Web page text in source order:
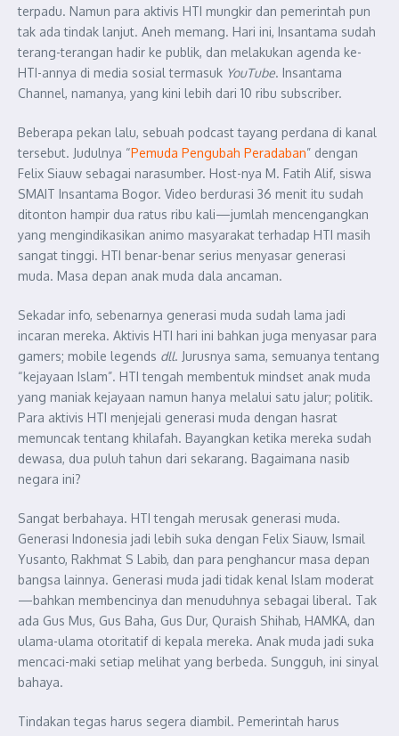
terpadu. Namun para aktivis HTI mungkir dan pemerintah pun
tak ada tindak lanjut. Aneh memang. Hari ini, Insantama sudah
terang-terangan hadir ke publik, dan melakukan agenda ke-
HTI-annya di media sosial termasuk YouTube. Insantama
Channel, namanya, yang kini lebih dari 10 ribu subscriber.
Beberapa pekan lalu, sebuah podcast tayang perdana di kanal
tersebut. Judulnya “Pemuda Pengubah Peradaban” dengan
Felix Siauw sebagai narasumber. Host-nya M. Fatih Alif, siswa
SMAIT Insantama Bogor. Video berdurasi 36 menit itu sudah
ditonton hampir dua ratus ribu kali—jumlah mencengangkan
yang mengindikasikan animo masyarakat terhadap HTI masih
sangat tinggi. HTI benar-benar serius menyasar generasi
muda. Masa depan anak muda dala ancaman.
Sekadar info, sebenarnya generasi muda sudah lama jadi
incaran mereka. Aktivis HTI hari ini bahkan juga menyasar para
gamers; mobile legends dll. Jurusnya sama, semuanya tentang
“kejayaan Islam”. HTI tengah membentuk mindset anak muda
yang maniak kejayaan namun hanya melalui satu jalur; politik.
Para aktivis HTI menjejali generasi muda dengan hasrat
memuncak tentang khilafah. Bayangkan ketika mereka sudah
dewasa, dua puluh tahun dari sekarang. Bagaimana nasib
negara ini?
Sangat berbahaya. HTI tengah merusak generasi muda.
Generasi Indonesia jadi lebih suka dengan Felix Siauw, Ismail
Yusanto, Rakhmat S Labib, dan para penghancur masa depan
bangsa lainnya. Generasi muda jadi tidak kenal Islam moderat
—bahkan membencinya dan menuduhnya sebagai liberal. Tak
ada Gus Mus, Gus Baha, Gus Dur, Quraish Shihab, HAMKA, dan
ulama-ulama otoritatif di kepala mereka. Anak muda jadi suka
mencaci-maki setiap melihat yang berbeda. Sungguh, ini sinyal
bahaya.
Tindakan tegas harus segera diambil. Pemerintah harus